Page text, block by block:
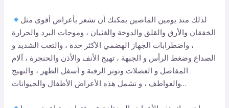
لذلك منذ يومين الماضين يمكنك أن تشعر بأعراض أقوى مثل
الخفقان والأرق والقلق والدوخة والغثيان ، وموجات البرد والحرارة
، واضطرابات الجهاز الهضمي الأكثر حدة ، والتعب الشديد و
الصداع وضغط الرأس و الجبهة ، تهيج الأنف والأذن والحنجرة ، آلام
المفاصل و العضلات وتوتر الرقبة و أسفل الظهر ، والتهيج
والعواطف ، و تشمل هذه الأعراض الأطفال والحيوانات…